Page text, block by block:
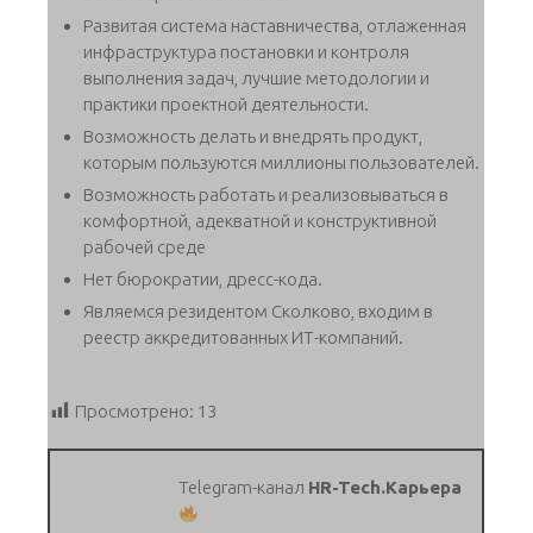
Развитая система наставничества, отлаженная
инфраструктура постановки и контроля
выполнения задач, лучшие методологии и
практики проектной деятельности.
Возможность делать и внедрять продукт,
которым пользуются миллионы пользователей.
Возможность работать и реализовываться в
комфортной, адекватной и конструктивной
рабочей среде
Нет бюрократии, дресс-кода.
Являемся резидентом Сколково, входим в
реестр аккредитованных ИТ-компаний.
Просмотрено: 13
Telegram-канал HR-Tech.Карьера